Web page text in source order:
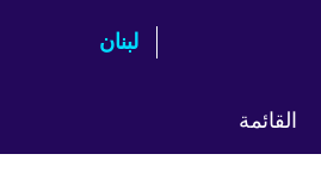
لبنان
القائمة